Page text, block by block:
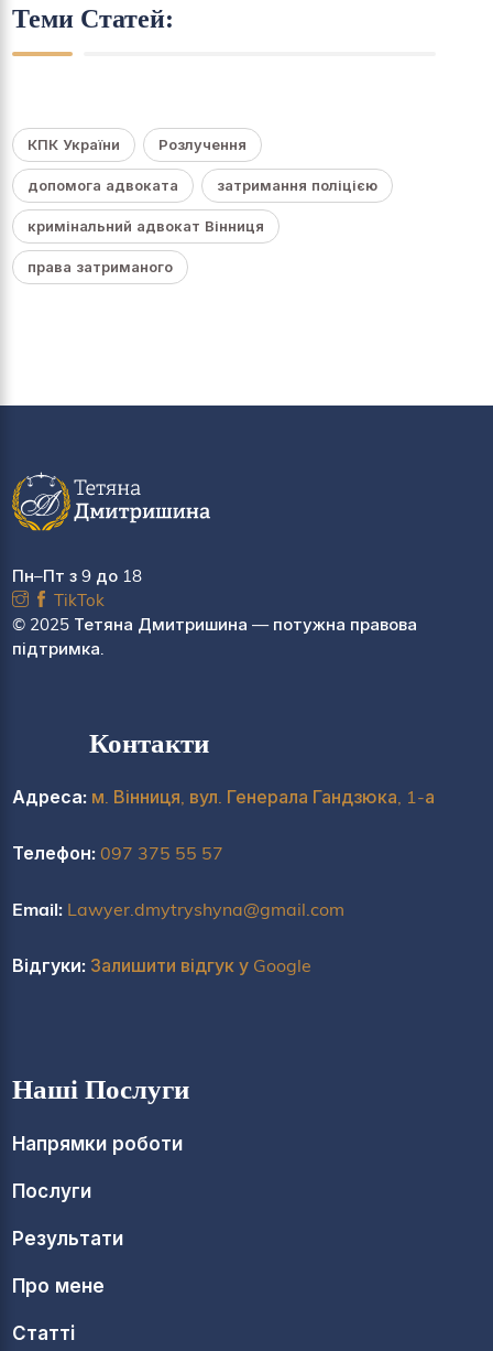
Теми Статей:
КПК України Розлучення
допомога адвоката затримання поліцією
кримінальний адвокат Вінниця
права затриманого
Пн–Пт з 9 до 18
TikTok
© 2025 Тетяна Дмитришина — потужна правова
підтримка.
Контакти
Адреса: м. Вінниця, вул. Генерала Гандзюка, 1-а
Телефон: 097 375 55 57
Email: Lawyer.dmytryshyna@gmail.com
Відгуки: Залишити відгук у Google
Наші Послуги
Напрямки роботи
Послуги
Результати
Про мене
Статті